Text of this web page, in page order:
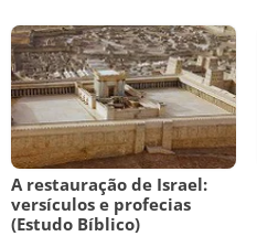
A restauração de Israel:
versículos e profecias
(Estudo Bíblico)